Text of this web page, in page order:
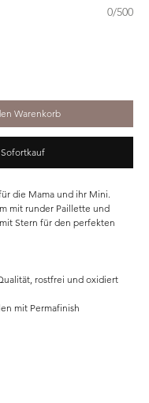
0/500
Warenkorb
Sofortkauf
die Mama und ihr Mini.
mit runder Paillette und
Stern für den perfekten
rostfrei und oxidiert
mit Permafinish